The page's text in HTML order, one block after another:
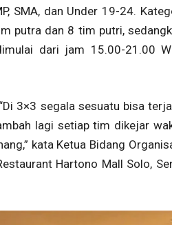
SMA, dan Under 19-24.
putra dan 8 tim putri,
dari jam 15.00-21.00
3×3 segala sesuatu bisa
lagi setiap tim dikejar
kata Ketua Bidang
Hartono Mall Solo,